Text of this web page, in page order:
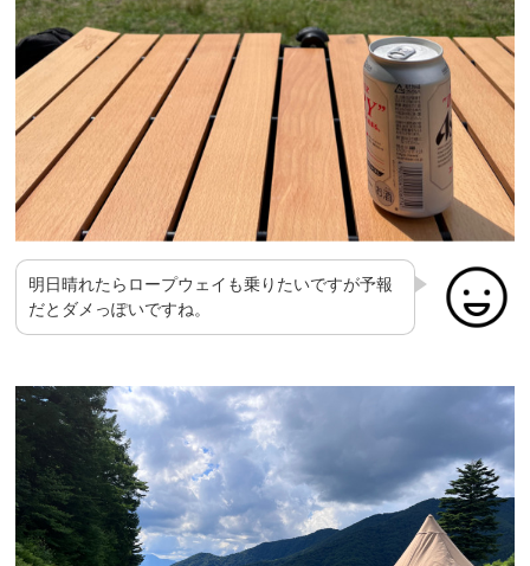
明日晴れたらロープウェイも乗りたいですが予報
だとダメっぽいですね。